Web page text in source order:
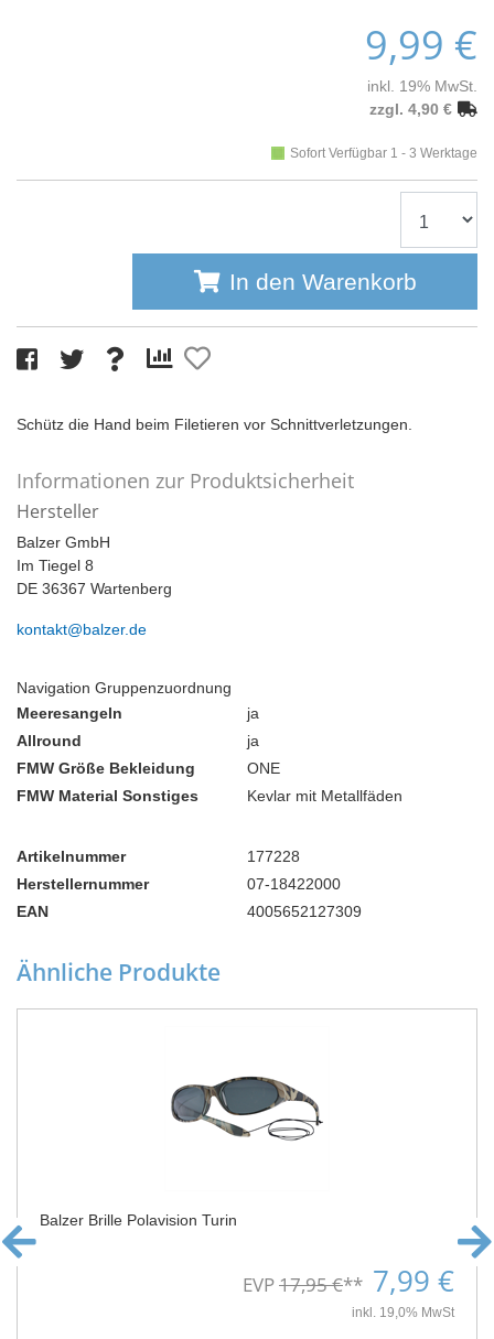
9,99 €
inkl. 19% MwSt.
zzgl. 4,90 €
Sofort Verfügbar 1 - 3 Werktage
In den Warenkorb
Schütz die Hand beim Filetieren vor Schnittverletzungen.
Informationen zur Produktsicherheit
Hersteller
Balzer GmbH
Im Tiegel 8
DE 36367 Wartenberg
kontakt@balzer.de
Navigation Gruppenzuordnung
Meeresangeln
ja
Allround
ja
FMW Größe Bekleidung
ONE
FMW Material Sonstiges
Kevlar mit Metallfäden
Artikelnummer
177228
Herstellernummer
07-18422000
EAN
4005652127309
Ähnliche Produkte
Balzer Brille Polavision Turin
EVP17,95 €** 7,99 €
inkl. 19,0% MwSt